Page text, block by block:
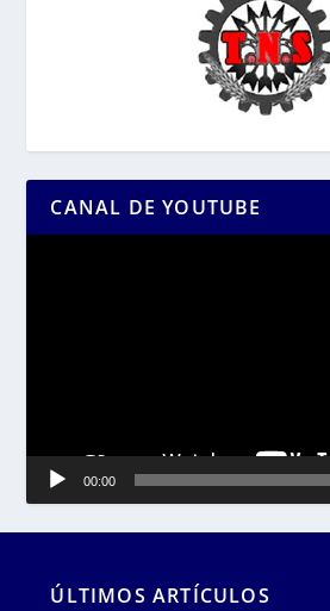
CANAL DE YOUTUBE
00:00
ÚLTIMOS ARTÍCULOS